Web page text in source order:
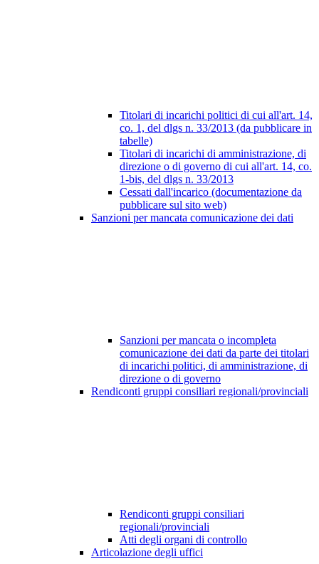
Titolari di incarichi politici di cui all'art. 14,
co. 1, del dlgs n. 33/2013 (da pubblicare in
tabelle)
Titolari di incarichi di amministrazione, di
direzione o di governo di cui all'art. 14, co.
1-bis, del dlgs n. 33/2013
Cessati dall'incarico (documentazione da
pubblicare sul sito web)
Sanzioni per mancata comunicazione dei dati
Sanzioni per mancata o incompleta
comunicazione dei dati da parte dei titolari
di incarichi politici, di amministrazione, di
direzione o di governo
Rendiconti gruppi consiliari regionali/provinciali
Rendiconti gruppi consiliari
regionali/provinciali
Atti degli organi di controllo
Articolazione degli uffici